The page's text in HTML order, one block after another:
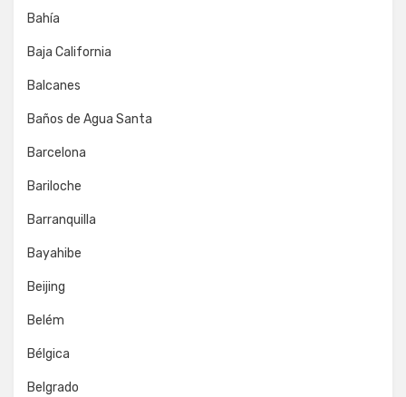
Bahía
Baja California
Balcanes
Baños de Agua Santa
Barcelona
Bariloche
Barranquilla
Bayahibe
Beijing
Belém
Bélgica
Belgrado